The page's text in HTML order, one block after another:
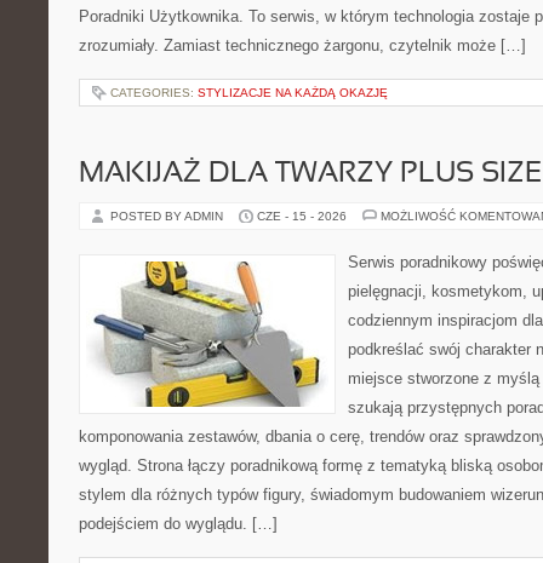
Poradniki Użytkownika. To serwis, w którym technologia zostaje
zrozumiały. Zamiast technicznego żargonu, czytelnik może […]
CATEGORIES: STYLIZACJE NA KAŻDĄ OKAZJĘ
MAKIJAŻ DLA TWARZY PLUS SIZE
POSTED BY ADMIN CZE - 15 - 2026 MOŻLIWOŚĆ
Serwis poradnikowy
pielęgnacji, kosmetykom,
codziennym inspiracjom
podkreślać swój charakter
miejsce stworzone z
szukają przystępnych
komponowania zestawów, dbania o cerę, trendów oraz
wygląd. Strona łączy poradnikową formę z tematyką bliską
stylem dla różnych typów figury, świadomym budowaniem
podejściem do wyglądu. […]